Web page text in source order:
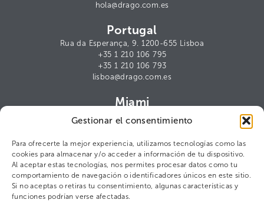
Gestionar el consentimiento
Para ofrecerte la mejor experiencia, utilizamos tecnologías como las
cookies para almacenar y/o acceder a información de tu dispositivo.
Al aceptar estas tecnologías, nos permites procesar datos como tu
comportamiento de navegación o identificadores únicos en este sitio.
Si no aceptas o retiras tu consentimiento, algunas características y
funciones podrían verse afectadas.
hola@drago.com.es
Portugal
Rua da Esperança, 9. 1200-655 Lisboa
+35 1 210 106 795
+35 1 210 106 793
lisboa@drago.com.es
Miami
1000 Brickell Avenue, Suite 1112.
Contacto para prensa
Cris Arana
ca@drago.com.es